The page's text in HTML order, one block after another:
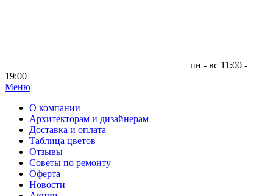
пн - вс 11:00 -
19:00
Меню|
О компании
Архитекторам и дизайнерам
Доставка и оплата
Таблица цветов
Отзывы
Советы по ремонту
Оферта
Новости